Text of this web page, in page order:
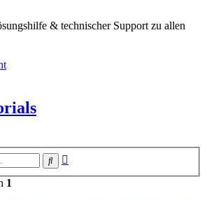
& technischer Support zu allen
Suche
1